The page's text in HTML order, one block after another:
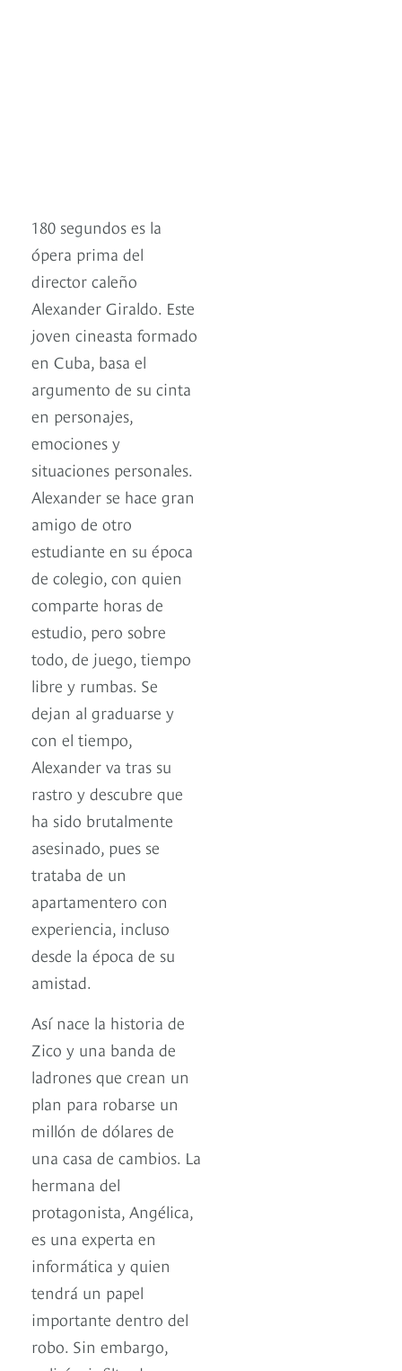
180 segundos es la
ópera prima del
director caleño
Alexander Giraldo. Este
joven cineasta formado
en Cuba, basa el
argumento de su cinta
en personajes,
emociones y
situaciones personales.
Alexander se hace gran
amigo de otro
estudiante en su época
de colegio, con quien
comparte horas de
estudio, pero sobre
todo, de juego, tiempo
libre y rumbas. Se
dejan al graduarse y
con el tiempo,
Alexander va tras su
rastro y descubre que
ha sido brutalmente
asesinado, pues se
trataba de un
apartamentero con
experiencia, incluso
desde la época de su
amistad.
Así nace la historia de
Zico y una banda de
ladrones que crean un
plan para robarse un
millón de dólares de
una casa de cambios. La
hermana del
protagonista, Angélica,
es una experta en
informática y quien
tendrá un papel
importante dentro del
robo. Sin embargo,